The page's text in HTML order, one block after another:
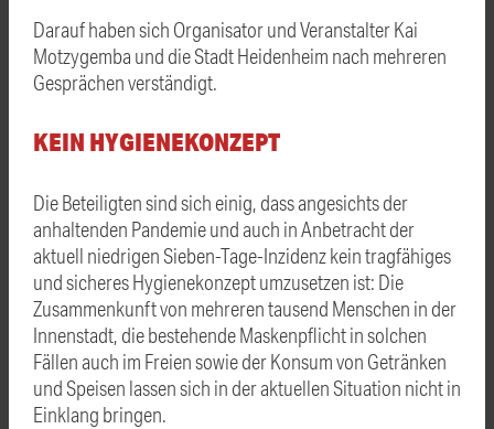
Darauf haben sich Organisator und Veranstalter Kai
Motzygemba und die Stadt Heidenheim nach mehreren
Gesprächen verständigt.
KEIN HYGIENEKONZEPT
Die Beteiligten sind sich einig, dass angesichts der
anhaltenden Pandemie und auch in Anbetracht der
aktuell niedrigen Sieben-Tage-Inzidenz kein tragfähiges
und sicheres Hygienekonzept umzusetzen ist: Die
Zusammenkunft von mehreren tausend Menschen in der
Innenstadt, die bestehende Maskenpflicht in solchen
Fällen auch im Freien sowie der Konsum von Getränken
und Speisen lassen sich in der aktuellen Situation nicht in
Einklang bringen.